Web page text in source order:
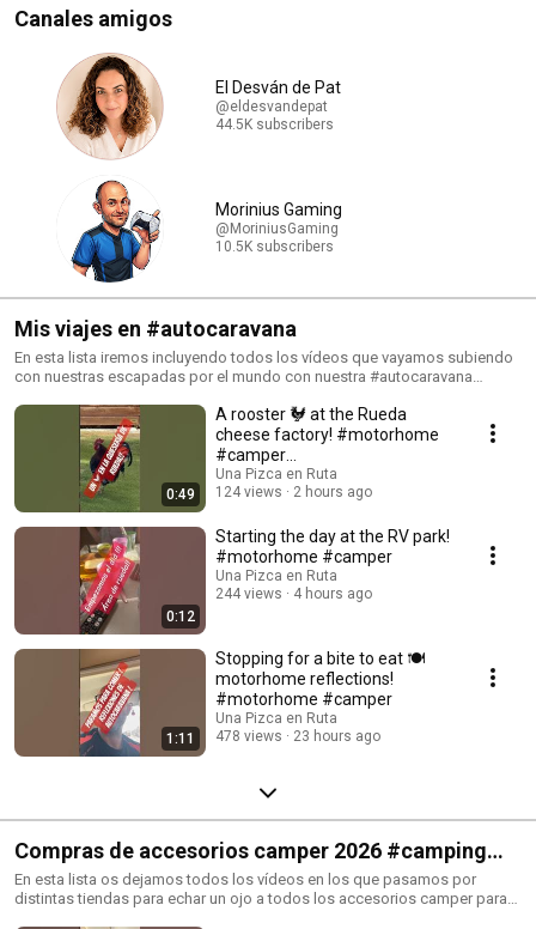
Canales amigos
El Desván de Pat
@eldesvandepat
44.5K subscribers
Morinius Gaming
@MoriniusGaming
10.5K subscribers
Mis viajes en #autocaravana
En esta lista iremos incluyendo todos los vídeos que vayamos subiendo
con nuestras escapadas por el mundo con nuestra #autocaravana
0:49
A rooster 🐓 at the Rueda
cheese factory! #motorhome
#camper
#ruedacheesefactory
Una Pizca en Ruta
124 views
2 hours ago
0:12
Starting the day at the RV park!
#motorhome #camper
Una Pizca en Ruta
244 views
4 hours ago
1:11
Stopping for a bite to eat 🍽️
motorhome reflections!
#motorhome #camper
Una Pizca en Ruta
478 views
23 hours ago
Compras de accesorios camper 2026 #camping
#camperlife #autocaravana
En esta lista os dejamos todos los vídeos en los que pasamos por
distintas tiendas para echar un ojo a todos los accesorios camper para